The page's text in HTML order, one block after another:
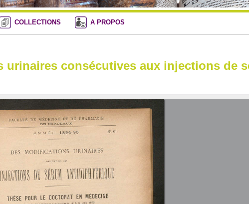
COLLECTIONS A PROPOS
urinaires consécutives aux injections de